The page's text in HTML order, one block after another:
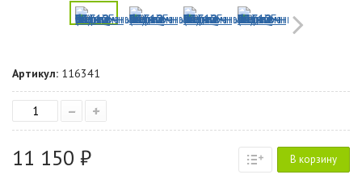
Артикул: 116341
– +
11 150 ₽ В корзину